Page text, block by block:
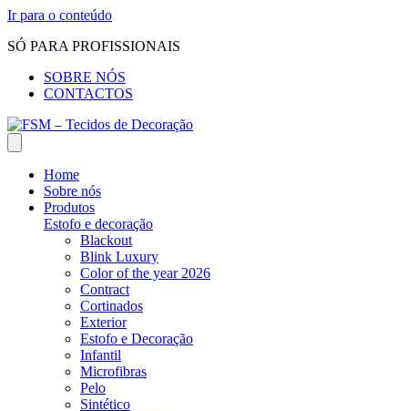
Ir para o conteúdo
SÓ PARA PROFISSIONAIS
SOBRE NÓS
CONTACTOS
Home
Sobre nós
Produtos
Estofo e decoração
Blackout
Blink Luxury
Color of the year 2026
Contract
Cortinados
Exterior
Estofo e Decoração
Infantil
Microfibras
Pelo
Sintético